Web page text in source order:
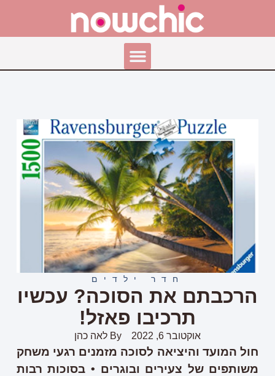
חדר ילדים
הרכבתם את הסוכה? עכשיו
תרכיבו פאזל!
אוקטובר 6, 2022 By לאה כהן
חול המועד והיציאה לסוכה מזמנים רגעי משחק
משותפים של צעירים ובוגרים • בסוכות רבות